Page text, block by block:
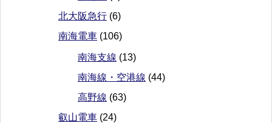
北大阪急行 (6)
南海電車 (106)
南海支線 (13)
南海線・空港線 (44)
高野線 (63)
叡山電車 (24)